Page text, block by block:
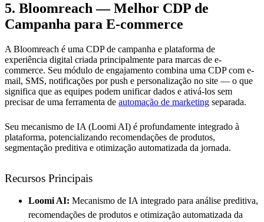
5. Bloomreach — Melhor CDP de
Campanha para E-commerce
A Bloomreach é uma CDP de campanha e plataforma de
experiência digital criada principalmente para marcas de e-
commerce. Seu módulo de engajamento combina uma CDP com e-
mail, SMS, notificações por push e personalização no site — o que
significa que as equipes podem unificar dados e ativá-los sem
precisar de uma ferramenta de automação de marketing separada.
Seu mecanismo de IA (Loomi AI) é profundamente integrado à
plataforma, potencializando recomendações de produtos,
segmentação preditiva e otimização automatizada da jornada.
Recursos Principais
Loomi AI: Mecanismo de IA integrado para análise preditiva,
recomendações de produtos e otimização automatizada da